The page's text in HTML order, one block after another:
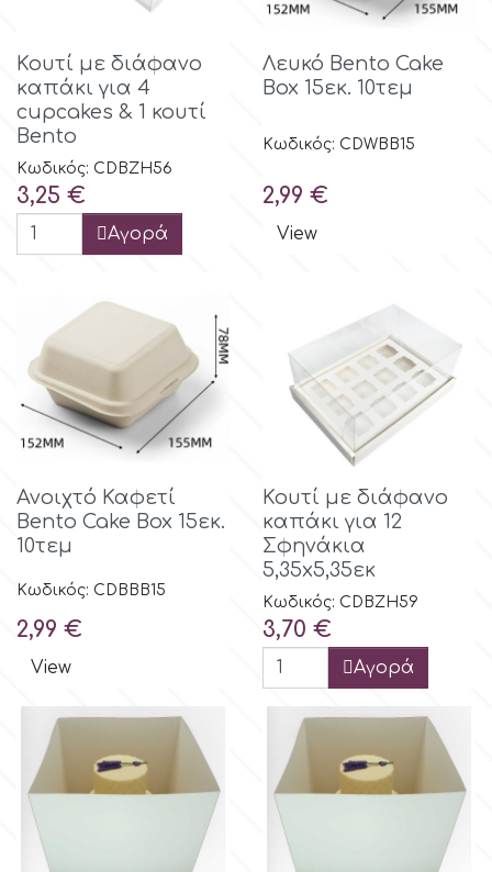
m
Magic Colours
Manetti
Martellato
Marvelous Molds
o
p
P4H
Κουτί με διάφανο
καπάκι για 4
cupcakes & 1 κουτί
Bento
Κωδικός: CDBZH56
Τιμή
3,25 €
Αγορά
Λευκό Bento Cake
Box 15εκ. 10τεμ
Κωδικός: CDWBB15
Τιμή
2,99 €
View
Ανοιχτό Καφετί
Bento Cake Box 15εκ.
10τεμ
Κωδικός: CDBBB15
Τιμή
2,99 €
View
Κουτί με διάφανο
καπάκι για 12
Σφηνάκια
5,35x5,35εκ
Κωδικός: CDBZH59
Τιμή
3,70 €
Αγορά